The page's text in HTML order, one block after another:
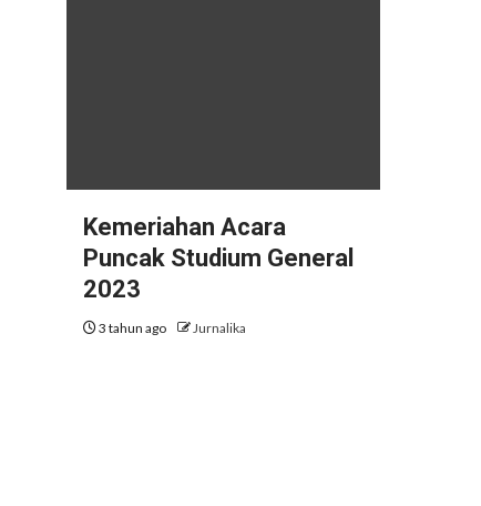
Kemeriahan Acara
Puncak Studium General
2023
3 tahun ago Jurnalika